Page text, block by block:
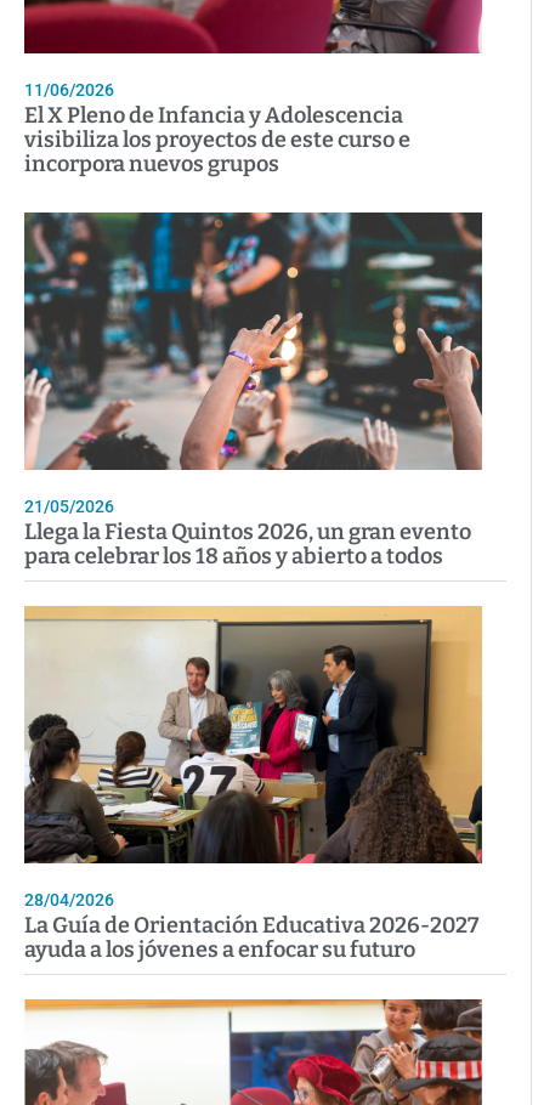
11/06/2026
El X Pleno de Infancia y Adolescencia
visibiliza los proyectos de este curso e
incorpora nuevos grupos
21/05/2026
Llega la Fiesta Quintos 2026, un gran evento
para celebrar los 18 años y abierto a todos
28/04/2026
La Guía de Orientación Educativa 2026-2027
ayuda a los jóvenes a enfocar su futuro